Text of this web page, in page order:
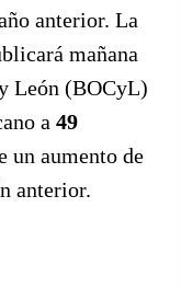
anterior. La
mañana
León (BOCyL)
a 49
un aumento de
anterior.